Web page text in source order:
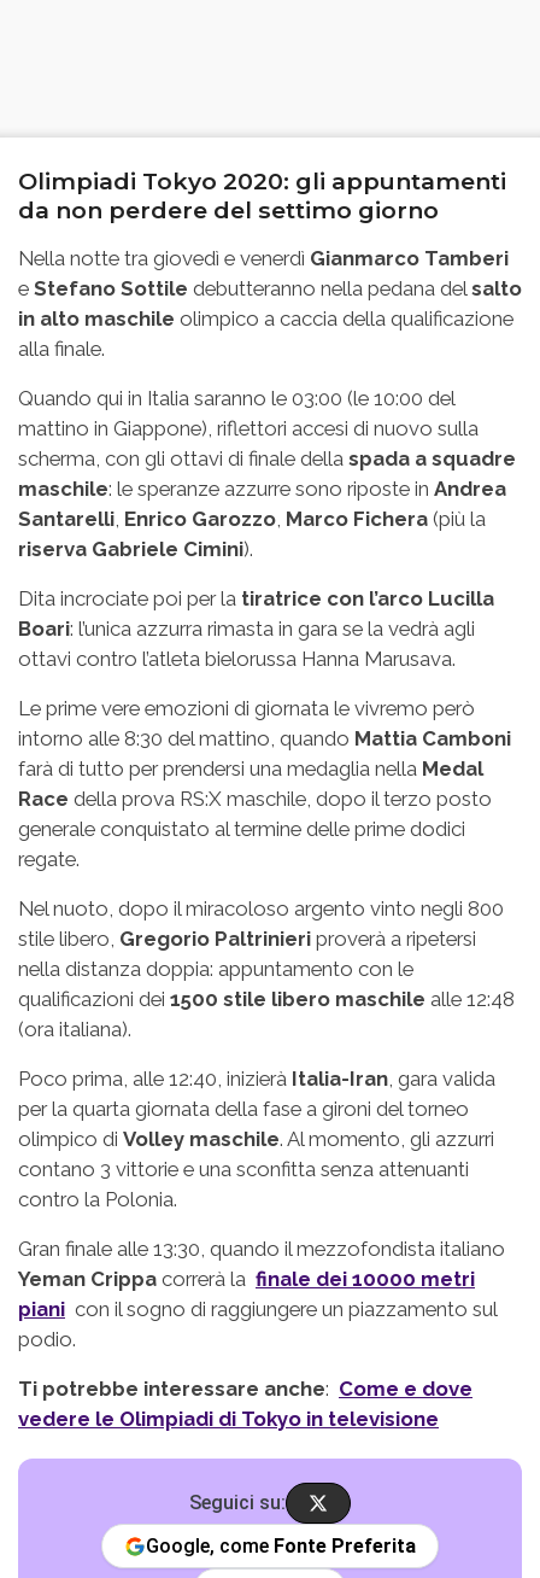
Olimpiadi Tokyo 2020: gli appuntamenti
da non perdere del settimo giorno
Nella notte tra giovedì e venerdì Gianmarco Tamberi
e Stefano Sottile debutteranno nella pedana delsalto
in alto maschile olimpico a caccia della qualificazione
alla finale.
Quando qui in Italia saranno le 03:00 (le 10:00 del
mattino in Giappone), riflettori accesi di nuovo sulla
scherma, con gli ottavi di finale della spada a squadre
maschile: le speranze azzurre sono riposte in Andrea
Santarelli, Enrico Garozzo, Marco Fichera (più la
riserva Gabriele Cimini).
Dita incrociate poi per la tiratrice con l’arco Lucilla
Boari: l’unica azzurra rimasta in gara se la vedrà agli
ottavi contro l’atleta bielorussa Hanna Marusava.
Le prime vere emozioni di giornata le vivremo però
intorno alle 8:30 del mattino, quando Mattia Camboni
farà di tutto per prendersi una medaglia nella Medal
Race della prova RS:X maschile, dopo il terzo posto
generale conquistato al termine delle prime dodici
regate.
Nel nuoto, dopo il miracoloso argento vinto negli 800
stile libero, Gregorio Paltrinieri proverà a ripetersi
nella distanza doppia: appuntamento con le
qualificazioni dei 1500 stile libero maschile alle 12:48
(ora italiana).
Poco prima, alle 12:40, inizierà Italia-Iran, gara valida
per la quarta giornata della fase a gironi del torneo
olimpico di Volley maschile. Al momento, gli azzurri
contano 3 vittorie e una sconfitta senza attenuanti
contro la Polonia.
Gran finale alle 13:30, quando il mezzofondista italiano
Yeman Crippa correrà la finale dei 10000 metri
piani con il sogno di raggiungere un piazzamento sul
podio.
Ti potrebbe interessare anche: Come e dove
vedere le Olimpiadi di Tokyo in televisione
Seguici su:
Google, come Fonte Preferita